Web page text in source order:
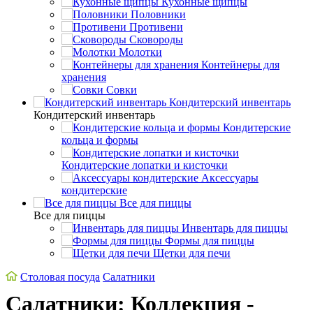
Половники
Противени
Сковороды
Молотки
Контейнеры для
хранения
Совки
Кондитерский инвентарь
Кондитерский инвентарь
Кондитерские
кольца и формы
Кондитерские лопатки и кисточки
Аксессуары
кондитерские
Все для пиццы
Все для пиццы
Инвентарь для пиццы
Формы для пиццы
Щетки для печи
Столовая посуда Салатники
Салатники: Коллекция -